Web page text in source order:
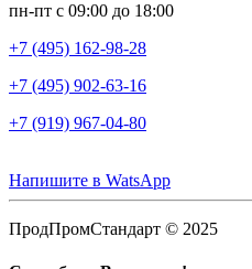
пн-пт с 09:00 до 18:00
+7 (495) 162-98-28
+7 (495) 902-63-16
+7 (919) 967-04-80
Напишите в WatsApp
ПродПромСтандарт © 2025